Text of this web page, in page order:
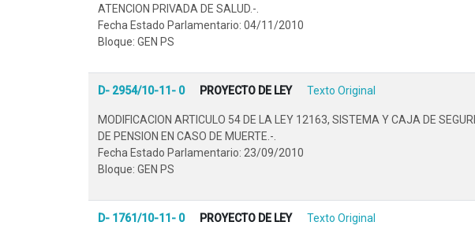
ATENCION PRIVADA DE SALUD.-.
Fecha Estado Parlamentario: 04/11/2010
Bloque: GEN PS
D- 2954/10-11- 0 PROYECTO DE LEY Texto Original
MODIFICACION ARTICULO 54 DE LA LEY 12163, SISTEMA Y CAJA DE
DE PENSION EN CASO DE MUERTE.-.
Fecha Estado Parlamentario: 23/09/2010
Bloque: GEN PS
D- 1761/10-11- 0 PROYECTO DE LEY Texto Original